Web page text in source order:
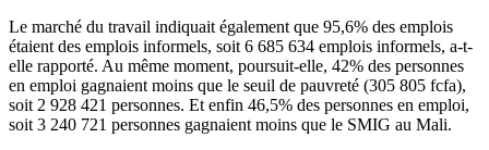
Le marché du travail indiquait également que 95,6% des emplois
étaient des emplois informels, soit 6 685 634 emplois informels, a-t-
elle rapporté. Au même moment, poursuit-elle, 42% des personnes
en emploi gagnaient moins que le seuil de pauvreté (305 805 fcfa),
soit 2 928 421 personnes. Et enfin 46,5% des personnes en emploi,
soit 3 240 721 personnes gagnaient moins que le SMIG au Mali.